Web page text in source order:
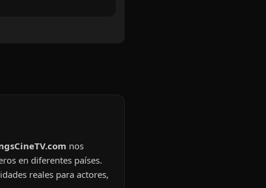
nos
en diferentes países.
reales para actores,